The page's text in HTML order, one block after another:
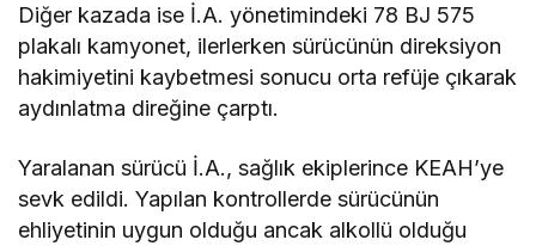
Diğer kazada ise İ.A. yönetimindeki 78 BJ 575
plakalı kamyonet, ilerlerken sürücünün direksiyon
hakimiyetini kaybetmesi sonucu orta refüje çıkarak
aydınlatma direğine çarptı.
Yaralanan sürücü İ.A., sağlık ekiplerince KEAH’ye
sevk edildi. Yapılan kontrollerde sürücünün
ehliyetinin uygun olduğu ancak alkollü olduğu